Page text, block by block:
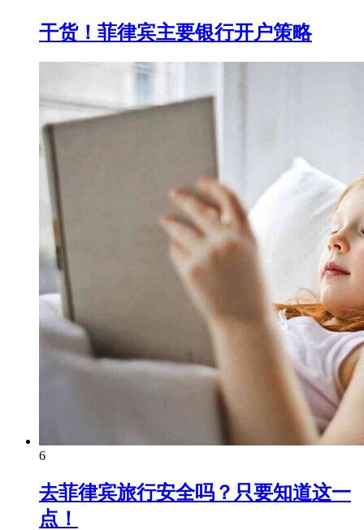
干货！菲律宾主要银行开户策略
6
去菲律宾旅行安全吗？只要知道这一
点！